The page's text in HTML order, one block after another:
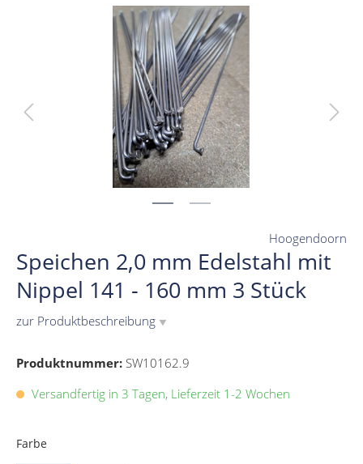
Speichen 2,0 mm Edelstahl mit
Nippel 141 - 160 mm 3 Stück
zur Produktbeschreibung ▼
Hoogendoorn
Produktnummer: SW10162.9
Versandfertig in 3 Tagen, Lieferzeit 1-2 Wochen
Farbe